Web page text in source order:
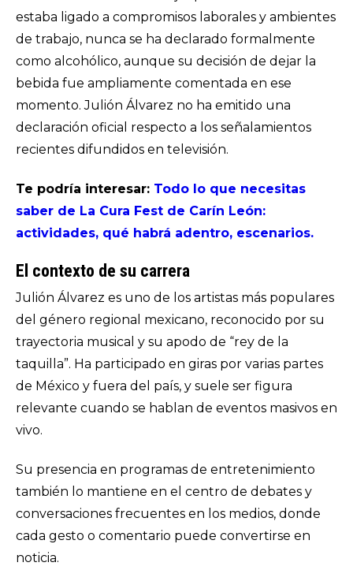
estaba ligado a compromisos laborales y ambientes
de trabajo, nunca se ha declarado formalmente
como alcohólico, aunque su decisión de dejar la
bebida fue ampliamente comentada en ese
momento. Julión Álvarez no ha emitido una
declaración oficial respecto a los señalamientos
recientes difundidos en televisión.
Te podría interesar: Todo lo que necesitas
saber de La Cura Fest de Carín León:
actividades, qué habrá adentro, escenarios.
El contexto de su carrera
Julión Álvarez es uno de los artistas más populares
del género regional mexicano, reconocido por su
trayectoria musical y su apodo de “rey de la
taquilla”. Ha participado en giras por varias partes
de México y fuera del país, y suele ser figura
relevante cuando se hablan de eventos masivos en
vivo.
Su presencia en programas de entretenimiento
también lo mantiene en el centro de debates y
conversaciones frecuentes en los medios, donde
cada gesto o comentario puede convertirse en
noticia.